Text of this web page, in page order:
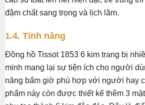
đậm chất sang trọng và lịch lãm.
1.4. Tính năng
Đồng hồ Tissot 1853 6 kim trang bị
minh mang lại sự tiện ích cho người
năng bấm giờ phù hợp với người hay
phẩm này còn được thiết kế thêm 3